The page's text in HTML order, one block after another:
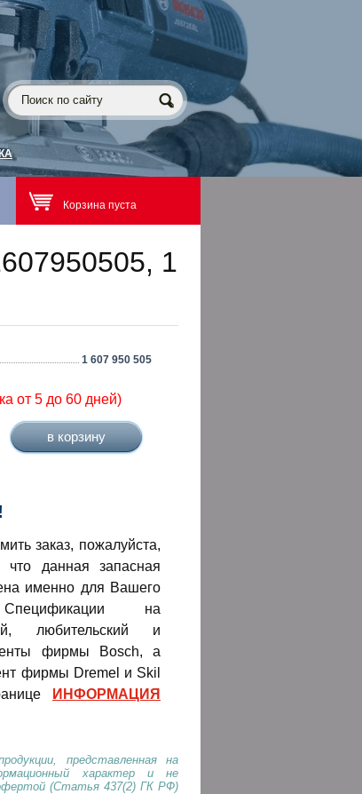
Корзина пуста
1
1 607 950 505
от 5 до 60 дней)
заказ, пожалуйста,
данная запасная
именно для Вашего
Спецификации на
любительский и
фирмы Bosch, а
фирмы Dremel и Skil
ИНФОРМАЦИЯ
представленная на
характер и не
(Статья 437(2) ГК РФ)